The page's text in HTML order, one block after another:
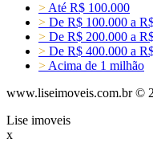
>Até R$ 100.000
> De R$ 100.000 a
> De R$ 200.000 a
> De R$ 400.000 a
>Acima de 1 milhão
www.liseimoveis.com.br ©
Lise imoveis
x